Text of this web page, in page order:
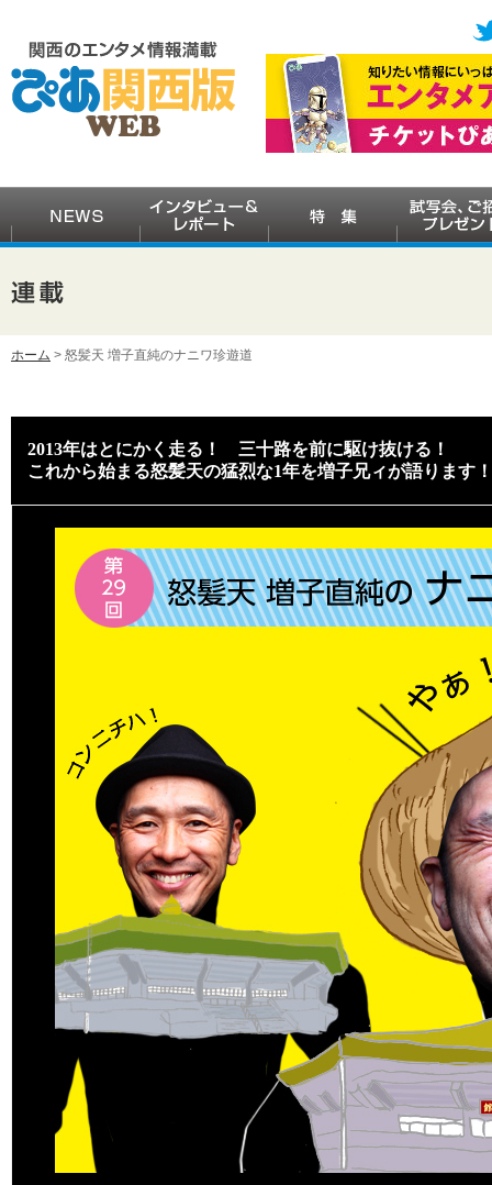
ホーム > 怒髪天 増子直純のナニワ珍遊道
2013年はとにかく走る！ 三十路を前に駆け抜ける！
これから始まる怒髪天の猛烈な1年を増子兄ィが語ります！